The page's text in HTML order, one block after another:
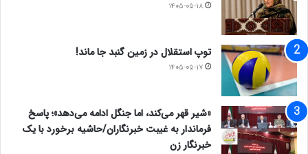
۱۴۰۵-۰۵-۱۸
توپ استقلال در زمین گنبد جا ماند!
۱۴۰۵-۰۵-۱۷
«شیر قهر می‌کند، اما جنگل ادامه می‌دهد»؛ پاسخ
فرماندار به غیبت خبرنگاران/حاشیه برخورد با یک
خبرنگار زن